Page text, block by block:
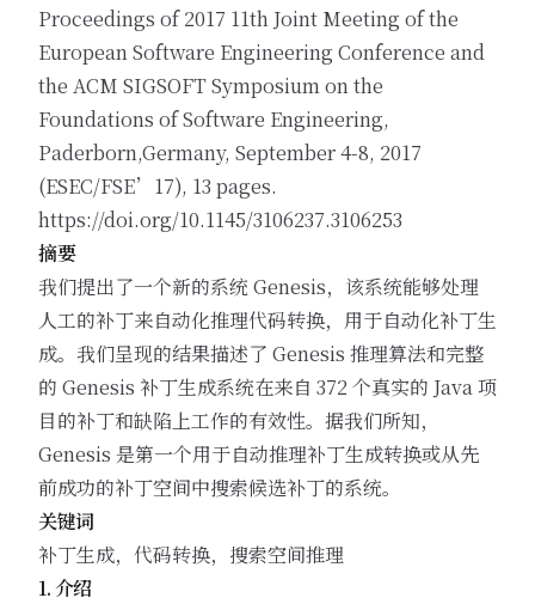
Proceedings of 2017 11th Joint Meeting of the
European Software Engineering Conference and
the ACM SIGSOFT Symposium on the
Foundations of Software Engineering,
Paderborn,Germany, September 4-8, 2017
(ESEC/FSE’17), 13 pages.
https://doi.org/10.1145/3106237.3106253
摘要
我们提出了一个新的系统 Genesis，该系统能够处理
人工的补丁来自动化推理代码转换，用于自动化补丁生
成。我们呈现的结果描述了 Genesis 推理算法和完整
的 Genesis 补丁生成系统在来自 372 个真实的 Java 项
目的补丁和缺陷上工作的有效性。据我们所知，
Genesis 是第一个用于自动推理补丁生成转换或从先
前成功的补丁空间中搜索候选补丁的系统。
关键词
补丁生成，代码转换，搜索空间推理
1. 介绍